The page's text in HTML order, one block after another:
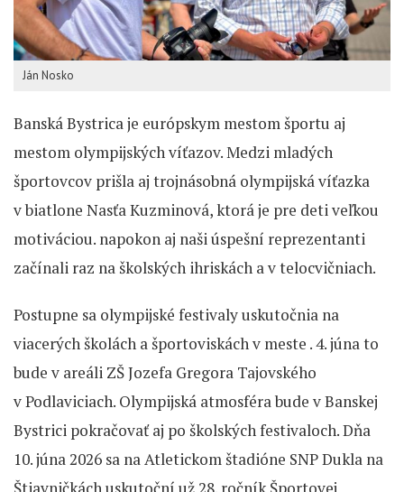
Ján Nosko
Banská Bystrica je európskym mestom športu aj
mestom olympijských víťazov. Medzi mladých
športovcov prišla aj trojnásobná olympijská víťazka
v biatlone Nasťa Kuzminová, ktorá je pre deti veľkou
motiváciou. napokon aj naši úspešní reprezentanti
začínali raz na školských ihriskách a v telocvičniach.
Postupne sa olympijské festivaly uskutočnia na
viacerých školách a športoviskách v meste . 4. júna to
bude v areáli ZŠ Jozefa Gregora Tajovského
v Podlaviciach. Olympijská atmosféra bude v Banskej
Bystrici pokračovať aj po školských festivaloch. Dňa
10. júna 2026 sa na Atletickom štadióne SNP Dukla na